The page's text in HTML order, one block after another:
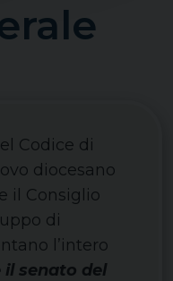
Codice di
diocesano
il Consiglio
di
l’intero
il senato del